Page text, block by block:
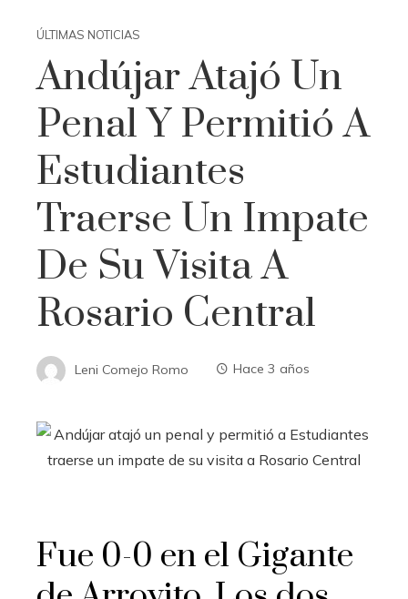
ÚLTIMAS NOTICIAS
Andújar Atajó Un
Penal Y Permitió A
Estudiantes
Traerse Un Impate
De Su Visita A
Rosario Central
Leni Comejo Romo Hace 3 años
Fue 0-0 en el Gigante